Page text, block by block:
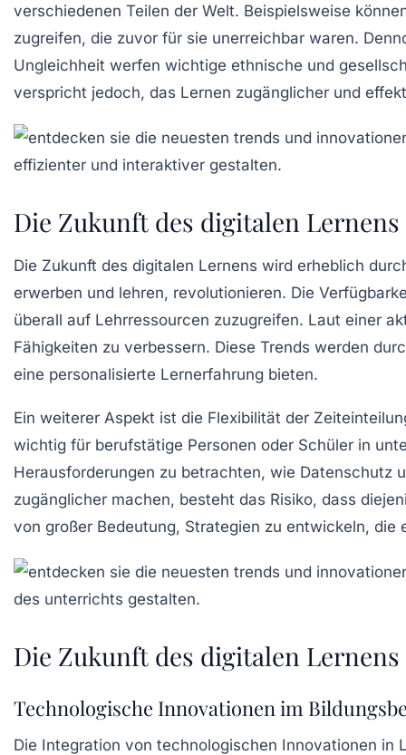
verschiedenen Teilen der Welt. Beispielsweise
zugreifen, die zuvor für sie unerreichbar waren.
Ungleichheit werfen wichtige ethnische und
verspricht jedoch, das Lernen zugänglicher und
Die Zukunft des digitalen Lernens
Die Zukunft des digitalen Lernens wird erheblich
erwerben und lehren, revolutionieren. Die
überall auf Lehrressourcen zuzugreifen. Laut einer
Fähigkeiten zu verbessern. Diese Trends werden
eine personalisierte Lernerfahrung bieten.
Ein weiterer Aspekt ist die Flexibilität der
wichtig für berufstätige Personen oder Schüler in
Herausforderungen zu betrachten, wie Datenschutz
zugänglicher machen, besteht das Risiko, dass
von großer Bedeutung, Strategien zu entwickeln, die
Die Zukunft des digitalen Lernens
Technologische Innovationen im
Die Integration von technologischen Innovationen in